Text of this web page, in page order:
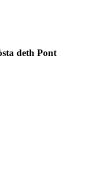
deth Pont